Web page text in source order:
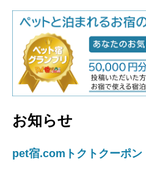
お知らせ
pet宿.comトクトクーポン